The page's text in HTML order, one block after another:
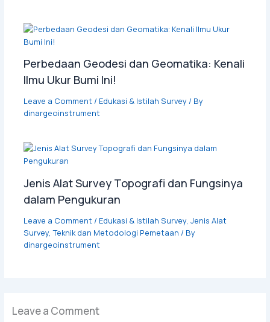
Perbedaan Geodesi dan Geomatika: Kenali
Ilmu Ukur Bumi Ini!
Leave a Comment/ Edukasi & Istilah Survey/ By
dinargeoinstrument
Jenis Alat Survey Topografi dan Fungsinya
dalam Pengukuran
Leave a Comment/ Edukasi & Istilah Survey, Jenis Alat
Survey,Teknik dan Metodologi Pemetaan / By
dinargeoinstrument
Leave a Comment